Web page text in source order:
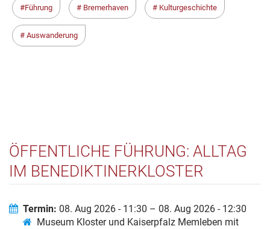
Führung Bremerhaven Kulturgeschichte
Auswanderung
ÖFFENTLICHE FÜHRUNG: ALLTAG
IM BENEDIKTINERKLOSTER
Termin: 08. Aug 2026 - 11:30 – 08. Aug 2026 - 12:30
Museum Kloster und Kaiserpfalz Memleben mit